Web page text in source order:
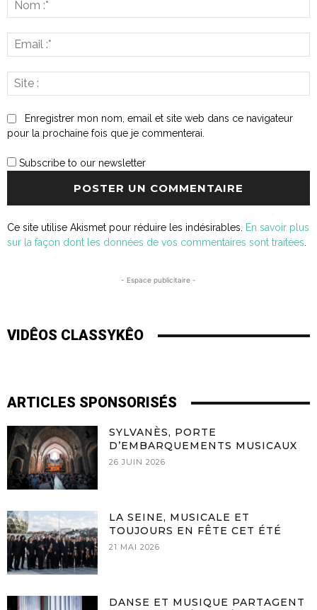
Enregistrer mon nom, email et site web dans ce navigateur
pour la prochaine fois que je commenterai.
Subscribe to our newsletter
Ce site utilise Akismet pour réduire les indésirables. En savoir plus
sur la façon dont les données de vos commentaires sont traitées.
- Espace publicitaire -
VIDÊOS CLASSYKÊO
ARTICLES SPONSORISÉS
SYLVANÈS, PORTE
D’EMBARQUEMENTS MUSICAUX
26 JUIN 2026
LA SEINE, MUSICALE ET
TOUJOURS EN FÊTE CET ÉTÉ
21 MAI 2026
DANSE ET MUSIQUE PARTAGENT